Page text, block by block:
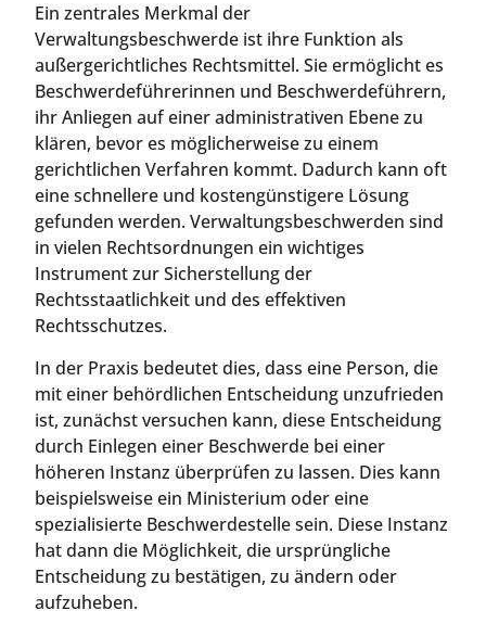
Ein zentrales Merkmal der
Verwaltungsbeschwerde ist ihre Funktion als
außergerichtliches Rechtsmittel. Sie ermöglicht es
Beschwerdeführerinnen und Beschwerdeführern,
ihr Anliegen auf einer administrativen Ebene zu
klären, bevor es möglicherweise zu einem
gerichtlichen Verfahren kommt. Dadurch kann oft
eine schnellere und kostengünstigere Lösung
gefunden werden. Verwaltungsbeschwerden sind
in vielen Rechtsordnungen ein wichtiges
Instrument zur Sicherstellung der
Rechtsstaatlichkeit und des effektiven
Rechtsschutzes.
In der Praxis bedeutet dies, dass eine Person, die
mit einer behördlichen Entscheidung unzufrieden
ist, zunächst versuchen kann, diese Entscheidung
durch Einlegen einer Beschwerde bei einer
höheren Instanz überprüfen zu lassen. Dies kann
beispielsweise ein Ministerium oder eine
spezialisierte Beschwerdestelle sein. Diese Instanz
hat dann die Möglichkeit, die ursprüngliche
Entscheidung zu bestätigen, zu ändern oder
aufzuheben.